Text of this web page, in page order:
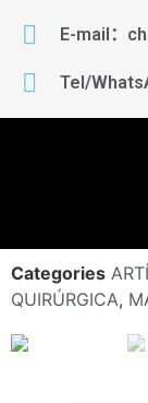
E-mail：
Tel/
Categories
QUIRÚRGICA,